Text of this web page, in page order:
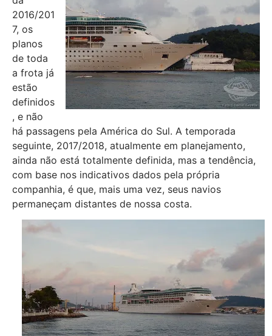
2016/201
7, os
planos
de toda
a frota já
estão
definidos
, e não
há passagens pela América do Sul. A temporada
seguinte, 2017/2018, atualmente em planejamento,
ainda não está totalmente definida, mas a tendência,
com base nos indicativos dados pela própria
companhia, é que, mais uma vez, seus navios
permaneçam distantes de nossa costa.